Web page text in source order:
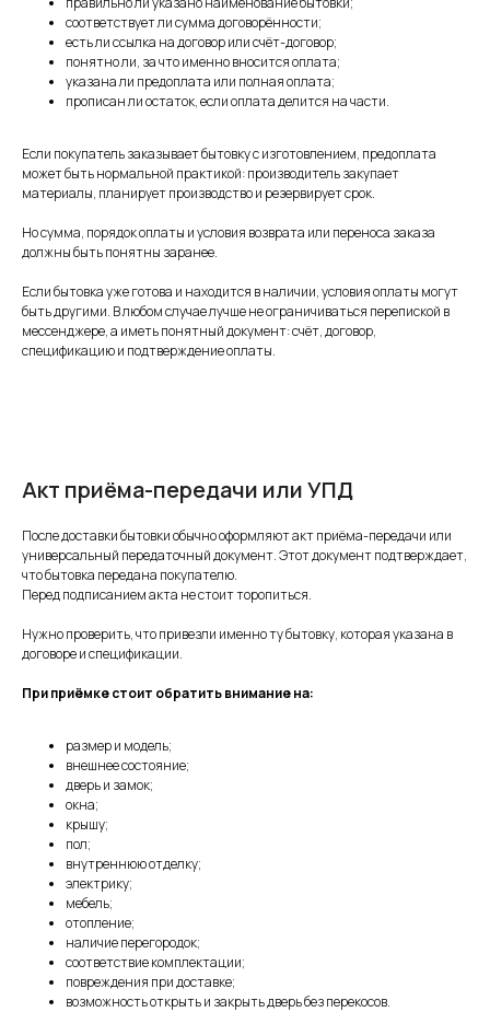
соответствует ли сумма договорённости;
есть ли ссылка на договор или счёт-договор;
понятно ли, за что именно вносится оплата;
указана ли предоплата или полная оплата;
прописан ли остаток, если оплата делится на части.
Если покупатель заказывает бытовку с изготовлением, предоплата
может быть нормальной практикой: производитель закупает
материалы, планирует производство и резервирует срок.
Но сумма, порядок оплаты и условия возврата или переноса заказа
должны быть понятны заранее.
Если бытовка уже готова и находится в наличии, условия оплаты могут
быть другими. В любом случае лучше не ограничиваться перепиской в
мессенджере, а иметь понятный документ: счёт, договор,
спецификацию и подтверждение оплаты.
Акт приёма-передачи или УПД
После доставки бытовки обычно оформляют акт приёма-передачи или
универсальный передаточный документ. Этот документ подтверждает,
что бытовка передана покупателю.
Перед подписанием акта не стоит торопиться.
Нужно проверить, что привезли именно ту бытовку, которая указана в
договоре и спецификации.
При приёмке стоит обратить внимание на:
размер и модель;
внешнее состояние;
дверь и замок;
окна;
крышу;
пол;
внутреннюю отделку;
электрику;
мебель;
отопление;
наличие перегородок;
соответствие комплектации;
повреждения при доставке;
возможность открыть и закрыть дверь без перекосов.